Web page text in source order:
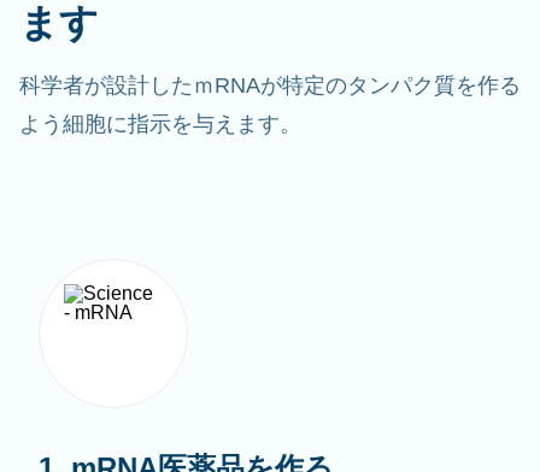
ます
科学者が設計したｍRNAが特定のタンパク質を作る
よう細胞に指示を与えます。